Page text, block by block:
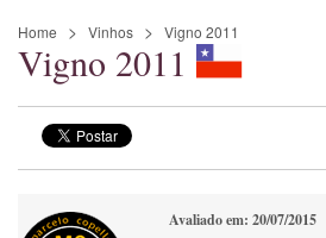
Home Vinhos Vigno 2011
Vigno 2011
Avaliado em: 20/07/2015